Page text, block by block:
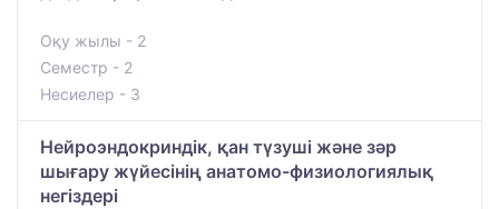
Оқу жылы - 2
Семестр - 2
Несиелер - 3
Нейроэндокриндік, қан түзуші және зәр
шығару жүйесінің анатомо-физиологиялық
негіздері